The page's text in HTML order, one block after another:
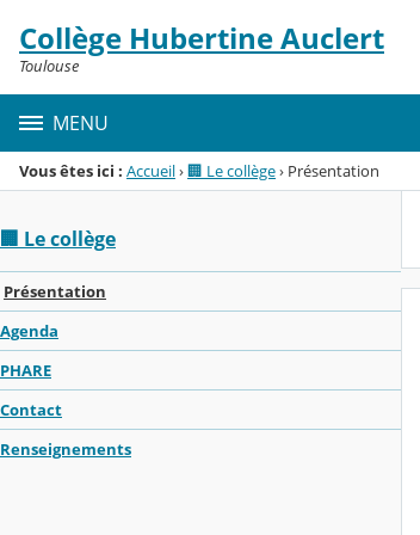
Menu de la rubrique
Contenu
Collège Hubertine Auclert
Toulouse
MENU
Vous êtes ici : Accueil›🏢 Le collège› Présentation
🏢 Le collège
Présentation
Agenda
PHARE
Contact
Renseignements